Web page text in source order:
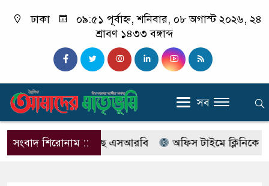
ঢাকা
০৯:৫১ পূর্বাহ্ন, শনিবার, ০৮ অগাস্ট ২০২৬, ২৪
শ্রাবণ ১৪৩৩ বঙ্গাব্দ
সব
সংবাদ শিরোনাম ::
নাম বদলে আসছে এসআরবি অফিস টাইমে ক্লিনিকে রোগী